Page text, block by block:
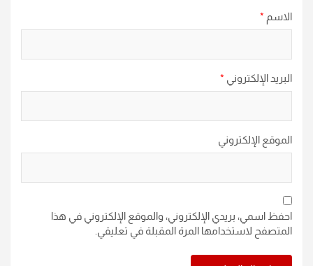
الاسم *
البريد الإلكتروني *
الموقع الإلكتروني
احفظ اسمي، بريدي الإلكتروني، والموقع الإلكتروني في هذا
المتصفح لاستخدامها المرة المقبلة في تعليقي.